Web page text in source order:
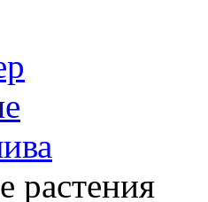
растения